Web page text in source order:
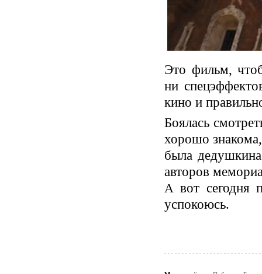
Это фильм,
ни
кино и
Боялась
хорошо знакома,
была
авторов
А вот
успокоюсь.